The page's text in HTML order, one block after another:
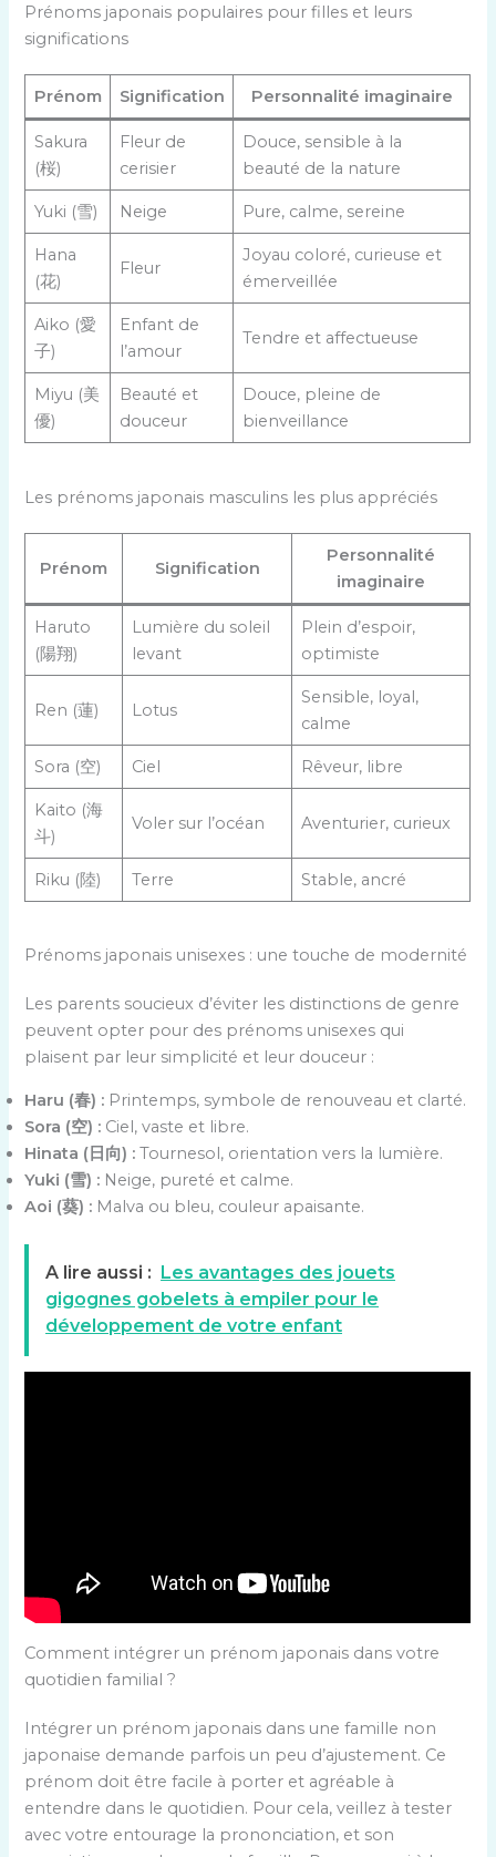
Prénoms japonais populaires pour filles et leurs
significations
Prénom Signification Personnalité imaginaire
Sakura
(桜)
Fleur de
cerisier
Douce, sensible à la
beauté de la nature
Yuki (雪) Neige Pure, calme, sereine
Hana
(花)
Fleur
Joyau coloré, curieuse et
émerveillée
Aiko (愛
子)
Enfant de
l’amour
Tendre et affectueuse
Miyu (美
優)
Beauté et
douceur
Douce, pleine de
bienveillance
Les prénoms japonais masculins les plus appréciés
Prénom Signification
Personnalité
imaginaire
Haruto
(陽翔)
Lumière du soleil
levant
Plein d’espoir,
optimiste
Ren (蓮) Lotus
Sensible, loyal,
calme
Sora (空) Ciel Rêveur, libre
Kaito (海
斗)
Voler sur l’océan Aventurier, curieux
Riku (陸) Terre Stable, ancré
Prénoms japonais unisexes : une touche de modernité
Les parents soucieux d’éviter les distinctions de genre
peuvent opter pour des prénoms unisexes qui
plaisent par leur simplicité et leur douceur :
Haru (春) : Printemps, symbole de renouveau et clarté.
Sora (空) : Ciel, vaste et libre.
Hinata (日向) : Tournesol, orientation vers la lumière.
Yuki (雪) : Neige, pureté et calme.
Aoi (葵) : Malva ou bleu, couleur apaisante.
A lire aussi : Les avantages des jouets
gigognes gobelets à empiler pour le
développement de votre enfant
Comment intégrer un prénom japonais dans votre
quotidien familial ?
Intégrer un prénom japonais dans une famille non
japonaise demande parfois un peu d’ajustement. Ce
prénom doit être facile à porter et agréable à
entendre dans le quotidien. Pour cela, veillez à tester
avec votre entourage la prononciation, et son